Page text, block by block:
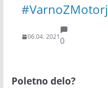
06.04. 20210
Poletno delo?